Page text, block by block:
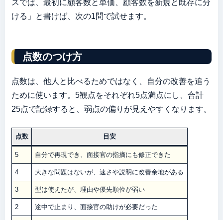
スでは、最初に顧客数と単価、顧客数を新規と既存に分
ける」と書けば、次の1問で試せます。
点数のつけ方
点数は、他人と比べるためではなく、自分の改善を追う
ために使います。5観点をそれぞれ5点満点にし、合計
25点で記録すると、弱点の偏りが見えやすくなります。
点数 目安
5 自分で再現でき、面接官の指摘にも修正できた
4 大きな問題はないが、速さや説明に改善余地がある
3 型は使えたが、理由や優先順位が弱い
2 途中で止まり、面接官の助けが必要だった